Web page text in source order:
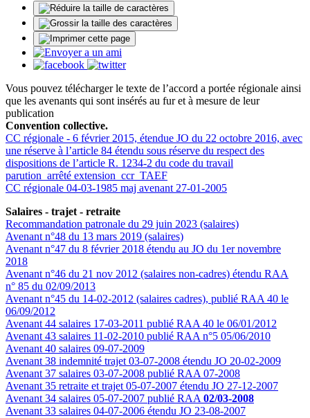
Vous pouvez télécharger le texte de l’accord a portée régionale ainsi
que les avenants qui sont insérés au fur et à mesure de leur
publication
Convention collective.
CC régionale - 6 février 2015, étendue JO du 22 octobre 2016, avec
une réserve à l’article 84 étendu sous réserve du respect des
dispositions de l’article R. 1234-2 du code du travail
parution_arrêté extension_ccr_TAEF
CC régionale 04-03-1985 maj avenant 27-01-2005
Salaires - trajet - retraite
Recommandation patronale du 29 juin 2023 (salaires)
Avenant n°48 du 13 mars 2019 (salaires)
Avenant n°47 du 8 février 2018 étendu au JO du 1er novembre
2018
Avenant n°46 du 21 nov 2012 (salaires non-cadres) étendu RAA
n° 85 du 02/09/2013
Avenant n°45 du 14-02-2012 (salaires cadres), publié RAA 40 le
06/09/2012
Avenant 44 salaires 17-03-2011 publié RAA 40 le 06/01/2012
Avenant 43 salaires 11-02-2010 publié RAA n°5 05/06/2010
Avenant 40 salaires 09-07-2009
Avenant 38 indemnité trajet 03-07-2008 étendu JO 20-02-2009
Avenant 37 salaires 03-07-2008 publié RAA 07-2008
Avenant 35 retraite et trajet 05-07-2007 étendu JO 27-12-2007
Avenant 34 salaires 05-07-2007 publié RAA 02/03-2008
Avenant 33 salaires 04-07-2006 étendu JO 23-08-2007